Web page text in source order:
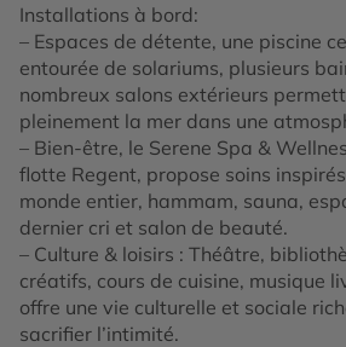
Installations à bord:
– Espaces de détente, une piscine
entourée de solariums, plusieurs
nombreux salons extérieurs
pleinement la mer dans une
– Bien-être, le Serene Spa &
flotte Regent, propose soins
monde entier, hammam, sauna,
dernier cri et salon de beauté.
– Culture & loisirs : Théâtre,
créatifs, cours de cuisine, musique
offre une vie culturelle et sociale
sacrifier l’intimité.